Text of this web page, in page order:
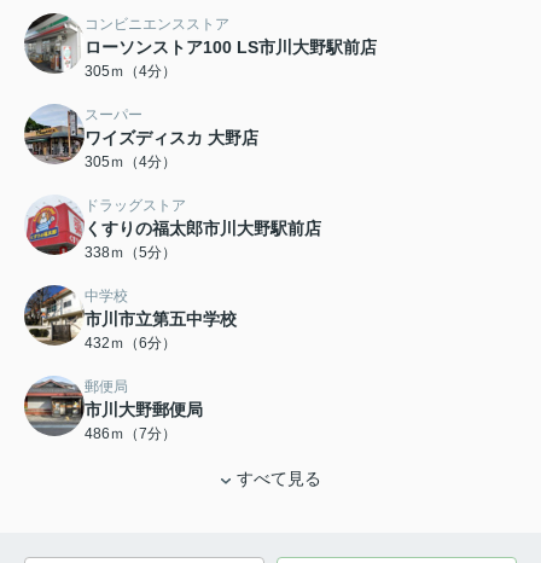
コンビニエンスストア
ローソンストア100 LS市川大野駅前店
305ｍ（4分）
スーパー
ワイズディスカ 大野店
305ｍ（4分）
ドラッグストア
くすりの福太郎市川大野駅前店
338ｍ（5分）
中学校
市川市立第五中学校
432ｍ（6分）
郵便局
市川大野郵便局
486ｍ（7分）
すべて見る